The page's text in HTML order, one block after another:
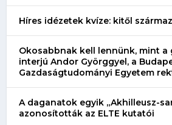
Híres idézetek kvíze: kitől
Okosabbnak kell lennünk, mint a
interjú Andor Györggyel, a
Gazdaságtudományi Egyetem
A daganatok egyik „Akhilleusz-
azonosították az ELTE kutatói